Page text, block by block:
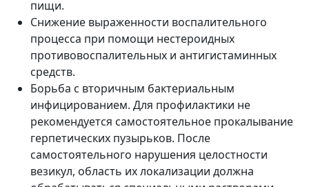
пищи.
Снижение выраженности воспалительного
процесса при помощи нестероидных
противовоспалительных и антигистаминных
средств.
Борьба с вторичным бактериальным
инфицированием. Для профилактики не
рекомендуется самостоятельное прокалывание
герпетических пузырьков. После
самостоятельного нарушения целостности
везикул, область их локализации должна